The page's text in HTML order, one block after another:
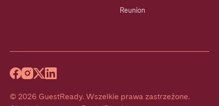
Reunion
© 2026 GuestReady. Wszelkie prawa zastrzeżone.